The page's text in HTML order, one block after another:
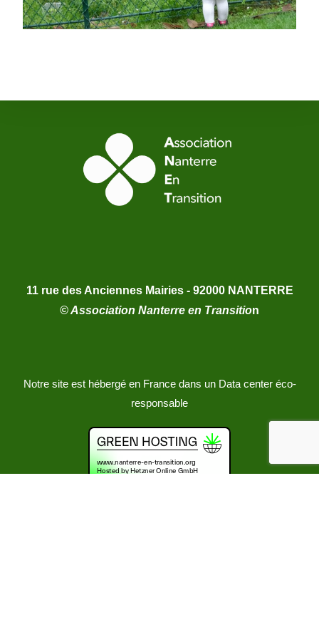
11 rue des Anciennes Mairies - 92000 NANTERRE
© Association Nanterre en Transition
Notre site est hébergé en France dans un Data center éco-
responsable